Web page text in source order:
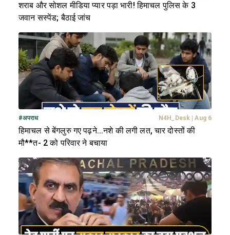
शराब और सोशल मीडिया प्यार पड़ा भारी! हिमाचल पुलिस के 3
जवान सस्पेंड; बैठाई जांच
#अपराध N4H_Desk Aug 6
हिमाचल से बेंगलुरु गए पढ़ने...नशे की लगी लत, चार दोस्तों की
मौ**त- 2 को परिवार ने बचाया